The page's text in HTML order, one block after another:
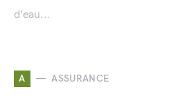
d’eau...
A ASSURANCE